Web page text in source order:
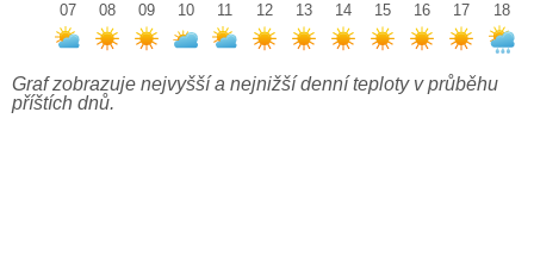
07
08
09
10
11
12
13
14
15
16
17
18
Graf zobrazuje nejvyšší a nejnižší denní teploty v průběhu
příštích dnů.